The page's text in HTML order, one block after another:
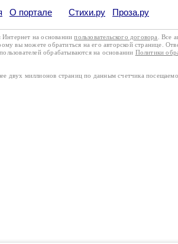
О портале Стихи.ру Проза.ру
Интернет на основаниипользовательского договора
. Все
вы можете обратиться на его авторской странице.
обрабатываются на основании Политики
двух миллионов страниц по данным счетчика